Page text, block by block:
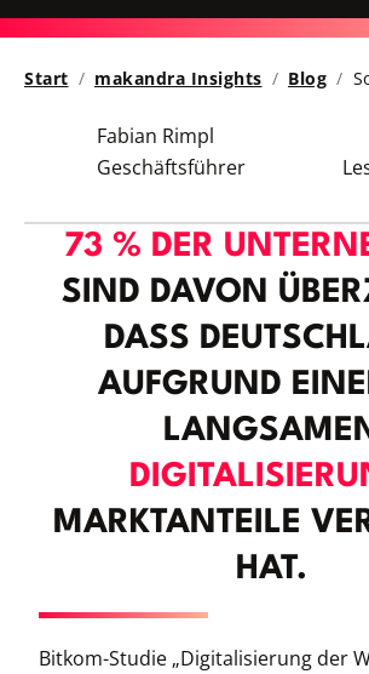
Start makandra Insights Blog
Fabian Rimpl
Geschäftsführer
73 % DER
SIND DAVON
DASS
AUFGRUND
MARKTANTEILE
HAT.
Bitkom-Studie „Digitalisierung der